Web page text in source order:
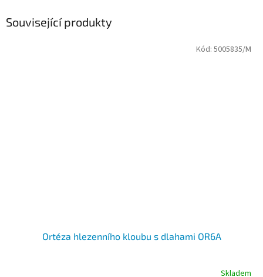
Související produkty
Ortéza hlezenního kloubu s dlahami OR6A
Skladem
Kód: 5005835/M